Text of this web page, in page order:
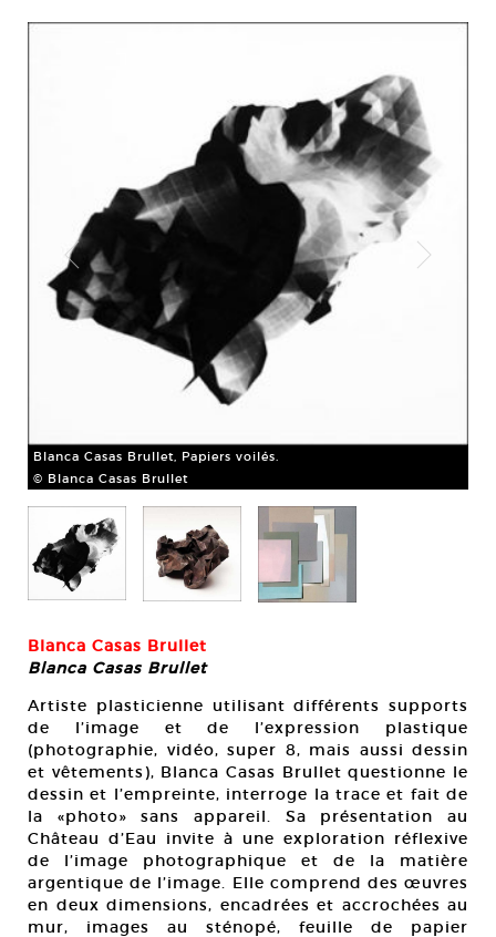
Blanca Casas Brullet, Papiers voilés.
© Blanca Casas Brullet
Blanca Casas Brullet
Blanca Casas Brullet
Artiste plasticienne utilisant différents supports
de l’image et de l’expression plastique
(photographie, vidéo, super 8, mais aussi dessin
et vêtements), Blanca Casas Brullet questionne le
dessin et l’empreinte, interroge la trace et fait de
la «photo» sans appareil. Sa présentation au
Château d’Eau invite à une exploration réflexive
de l’image photographique et de la matière
argentique de l’image. Elle comprend des œuvres
en deux dimensions, encadrées et accrochées au
mur, images au sténopé, feuille de papier